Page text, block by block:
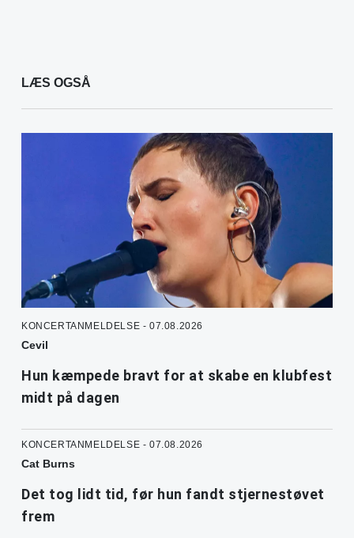
LÆS OGSÅ
KONCERTANMELDELSE - 07.08.2026
Cevil
Hun kæmpede bravt for at skabe en klubfest
midt på dagen
KONCERTANMELDELSE - 07.08.2026
Cat Burns
Det tog lidt tid, før hun fandt stjernestøvet
frem